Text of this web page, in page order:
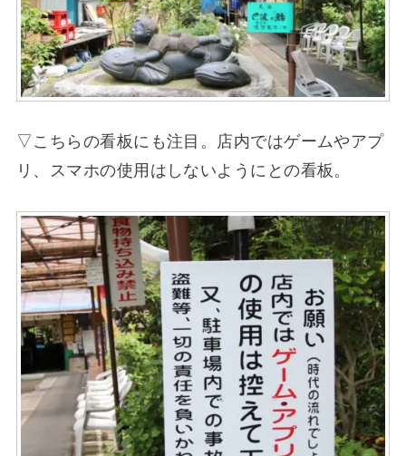
▽こちらの看板にも注目。店内ではゲームやアプ
リ、スマホの使用はしないようにとの看板。